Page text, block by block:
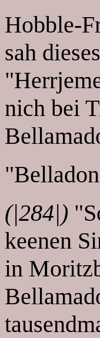
Hobble-
sah
nich bei
(|284|)
keenen
in